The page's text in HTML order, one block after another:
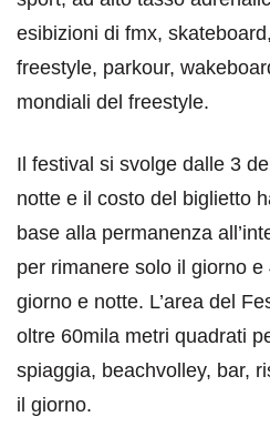
esibizioni di fmx,
freestyle, parkour,
mondiali del freestyle.
Il festival si svolge dalle 3
notte e il costo del biglietto
base alla permanenza
per rimanere solo il giorno
giorno e notte. L’area del
oltre 60mila metri quadrati
spiaggia, beachvolley, bar,
il giorno.